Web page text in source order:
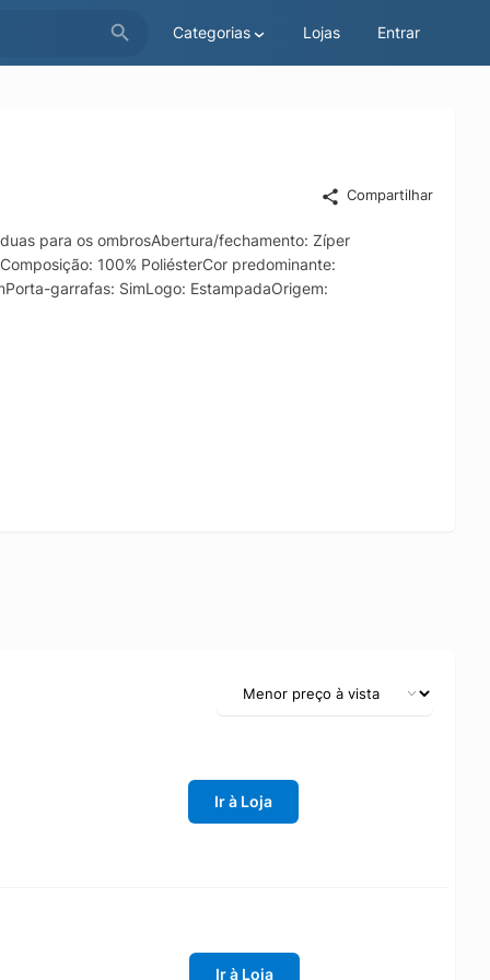
Categorias Lojas Entrar
Compartilhar
para os ombrosAbertura/fechamento: Zíper
100% PoliésterCor predominante:
garrafas: SimLogo: EstampadaOrigem:
Ir à Loja
Ir à Loja